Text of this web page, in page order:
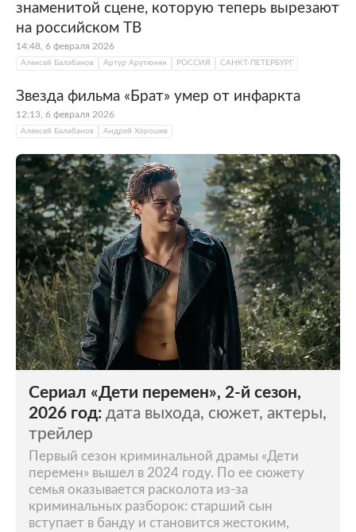
знаменитой сцене, которую теперь вырезают
на российском ТВ
14:48, 6 февраля 2026
Алексей Балабанов Артур Арутюнян РОССИЯ САНКТ-ПЕТЕРБУРГ
Звезда фильма «Брат» умер от инфаркта
12:13, 6 февраля 2026
Алексей Балабанов Андрей Хорошев
Сериал «Дети перемен», 2-й сезон,
2026 год: дата выхода, сюжет, актеры,
трейлер
Первый сезон криминальной драмы «Дети
перемен» вышел в 2024 году. По ее сюжету
семья оказывается расколота из-за
криминальных разборок: старший сын
вступает в банду и становится жестоким,